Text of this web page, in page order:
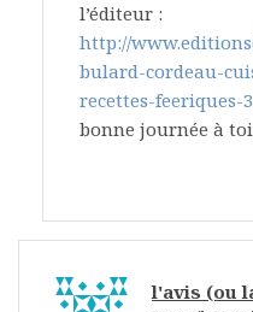
l’éditeur :
http://
bulard-cordeau-
recettes-feeriques-
bonne journée à
l'avis (ou